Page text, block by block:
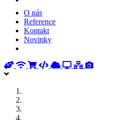
O nás
Reference
Kontakt
Novinky